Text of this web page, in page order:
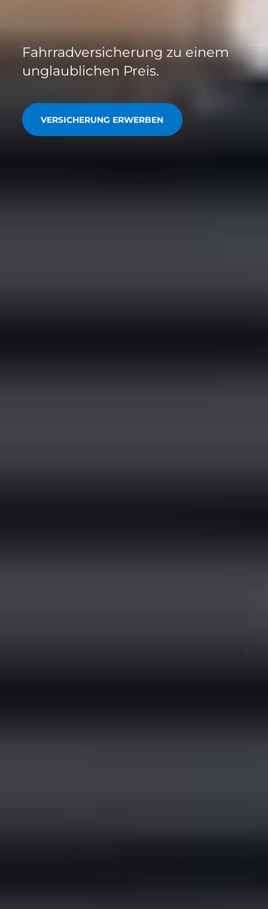
Fahrradversicherung zu einem
unglaublichen Preis.
VERSICHERUNG ERWERBEN